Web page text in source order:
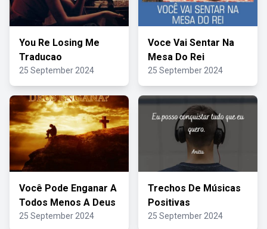
You Re Losing Me
Traducao
25 September 2024
Voce Vai Sentar Na
Mesa Do Rei
25 September 2024
Você Pode Enganar A
Todos Menos A Deus
25 September 2024
Trechos De Músicas
Positivas
25 September 2024